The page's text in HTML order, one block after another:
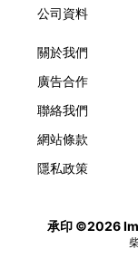
公司資料
關於我們
廣告合作
聯絡我們
網站條款
隱私政策
承印 ©2026